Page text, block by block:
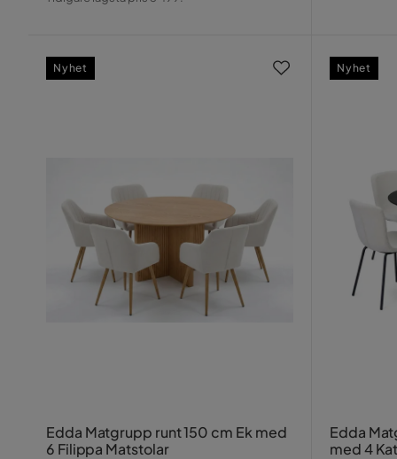
Edda Matgrupp runt 150 cm Ek med
6 Filippa Matstolar
Nyhet
Edda
med 4
Nyhet